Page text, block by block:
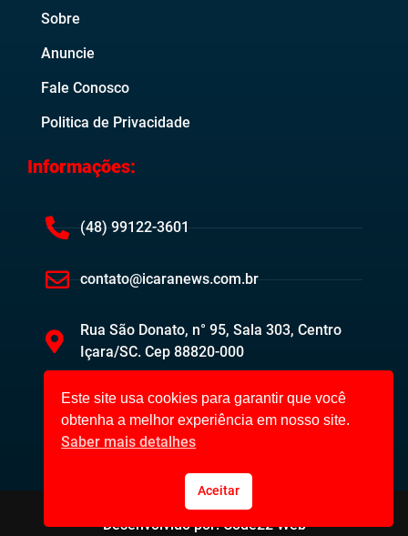
Sobre
Anuncie
Fale Conosco
Politica de Privacidade
Informações:
(48) 99122-3601
contato@icaranews.com.br
Rua São Donato, n° 95, Sala 303, Centro
Içara/SC. Cep 88820-000
Içara News ©2023. Todos os direitos reservados.
Desenvolvido por: Code22 Web
Este site usa cookies para garantir que você
obtenha a melhor experiência em nosso site.
Saber mais detalhes
Aceitar